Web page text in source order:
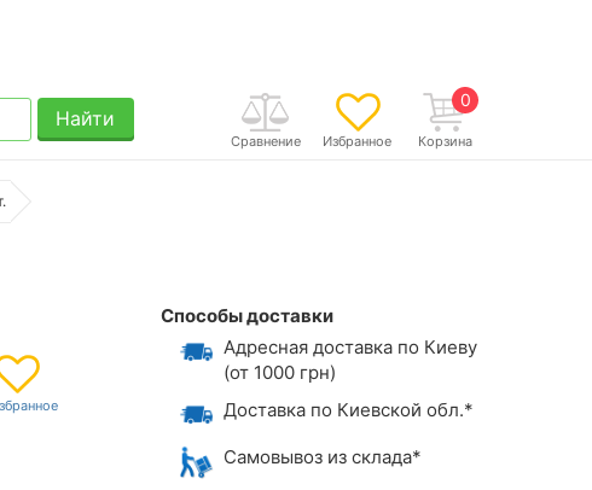
0
Корзина
Избранное
Сравнение
Найти
Способы доставки
Адресная доставка по Киеву
(от 1000 грн)
Доставка по Киевской обл.*
Самовывоз из склада*